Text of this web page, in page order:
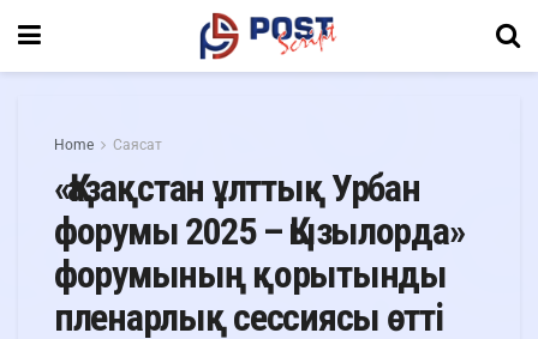
Home Саясат
«Қазақстан ұлттық Урбан
форумы 2025 – Қызылорда»
форумының қорытынды
пленарлық сессиясы өтті